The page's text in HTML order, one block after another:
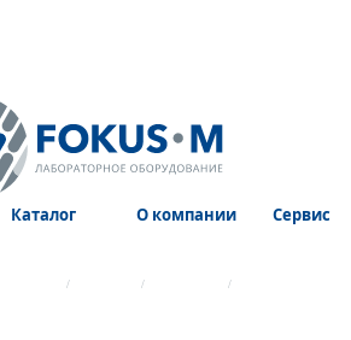
Каталог О компании Сервис